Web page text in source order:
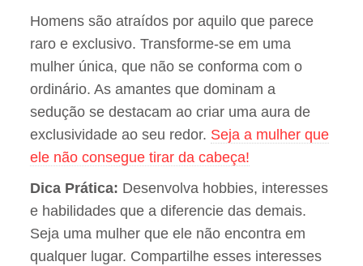
Homens são atraídos por aquilo que parece
raro e exclusivo. Transforme-se em uma
mulher única, que não se conforma com o
ordinário. As amantes que dominam a
sedução se destacam ao criar uma aura de
exclusividade ao seu redor. Seja a mulher que
ele não consegue tirar da cabeça!
Dica Prática: Desenvolva hobbies, interesses
e habilidades que a diferencie das demais.
Seja uma mulher que ele não encontra em
qualquer lugar. Compartilhe esses interesses